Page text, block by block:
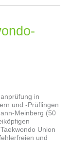
in
und -Prüflingen
Meinberg (50
Union
und